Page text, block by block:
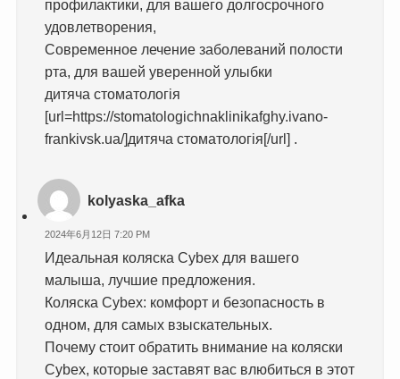
профилактики, для вашего долгосрочного
удовлетворения,
Современное лечение заболеваний полости
рта, для вашей уверенной улыбки
дитяча стоматологія
[url=https://stomatologichnaklinikafghy.ivano-
frankivsk.ua/]дитяча стоматологія[/url] .
kolyaska_afka
2024年6月12日 7:20 PM
Идеальная коляска Cybex для вашего
малыша, лучшие предложения.
Коляска Cybex: комфорт и безопасность в
одном, для самых взыскательных.
Почему стоит обратить внимание на коляски
Cybex, которые заставят вас влюбиться в этот